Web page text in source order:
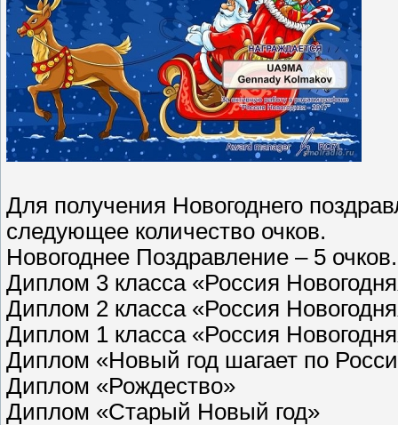
Для получения Новогоднего
следующее количество очков.
Новогоднее Поздравление – 5 очков.
Диплом 3 класса «Россия
Диплом 2 класса «Россия
Диплом 1 класса «Россия
Диплом «Новый год шагает по
Диплом «Рождество» -
Диплом «Старый Новый год»